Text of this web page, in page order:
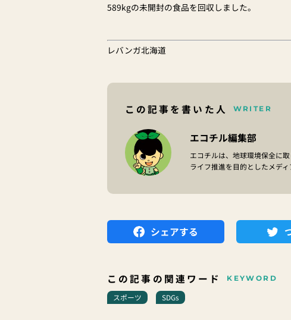
589kgの未開封の食品を回収しました。
レバンガ北海道
この記事を書いた人 WRITER
エコチル編集部
エコチルは、地球環境保全に
ライフ推進を目的としたメディ
シェアする
この記事の関連ワード KEYWORD
スポーツ SDGs